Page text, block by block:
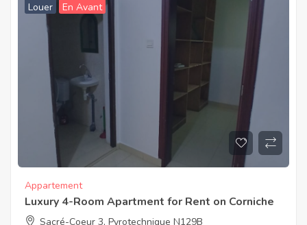
Louer En Avant
Appartement
Luxury 4-Room Apartment for Rent on Corniche
Sacré-Coeur 3, Pyrotechnique N129B